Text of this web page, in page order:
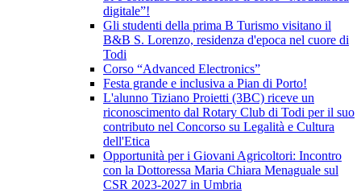
digitale”!
Gli studenti della prima B Turismo visitano il
B&B S. Lorenzo, residenza d'epoca nel cuore di
Todi
Corso “Advanced Electronics”
Festa grande e inclusiva a Pian di Porto!
L'alunno Tiziano Proietti (3BC) riceve un
riconoscimento dal Rotary Club di Todi per il suo
contributo nel Concorso su Legalità e Cultura
dell'Etica
Opportunità per i Giovani Agricoltori: Incontro
con la Dottoressa Maria Chiara Menaguale sul
CSR 2023-2027 in Umbria